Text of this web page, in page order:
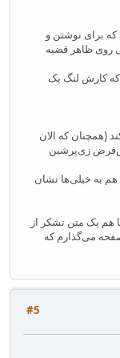
برای نوشتن و
روی ظاهر قضیه
کارش لنگ یک
(همچنان که الان
زی‌پرشین
هم به خیلی‌ها نشان
هم یک متن تشکر از
می‌گذارم که
#5